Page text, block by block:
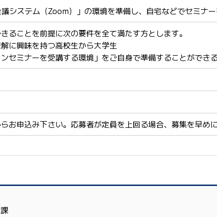
システム（Zoom）」の環境を準備し、自宅などでセミナ
ることを前提に次の要件を全て満たす方とします。
に興味を持つ高校生から大学生
セミナーを受講する環境」をご自身で準備することができ
お申込み下さい。応募者が定員を上回る場合、募集を早め